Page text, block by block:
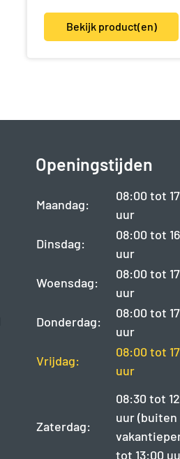
Bekijk product(en)
Openingstijden
Maandag:
08:00 tot
uur
Dinsdag:
08:00 tot
uur
Woensdag:
08:00 tot
uur
Donderdag:
08:00 tot
uur
Vrijdag:
08:00 tot
uur
Zaterdag:
08:30 tot
uur (buiten
tot 13:00